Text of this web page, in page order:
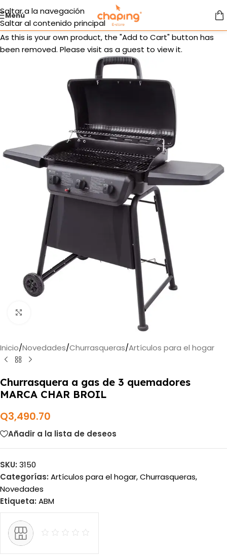
Saltar a la navegación
Saltar al contenido principal
Menú
As this is your own product, the "Add to Cart" button has
been removed. Please visit as a guest to view it.
Inicio/Novedades/Churrasqueras/Artículos para el hogar
Churrasquera a gas de 3 quemadores
MARCA CHAR BROIL
Q3,490.70
Añadir a la lista de deseos
SKU: 3150
Categorías: Artículos para el hogar,Churrasqueras,
Novedades
Etiqueta: ABM